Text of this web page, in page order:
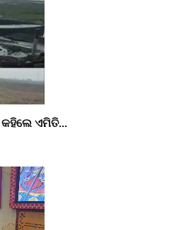
କହିଲେ ଏମିତି...